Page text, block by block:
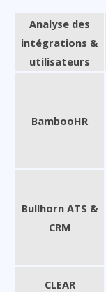
Analyse des
intégrations &
utilisateurs
BambooHR
Bullhorn ATS &
CRM
CLEAR